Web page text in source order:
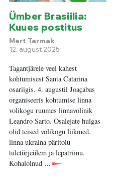
Ümber Brasiilia:
Kuues postitus
Mart Tarmak
12. august 2025
Tagantjärele veel kahest
kohtumisest Santa Catarina
osariigis. 4. augustil Joaçabas
organiseeris kohtumise linna
volikogu ruumes linnavolinik
Leandro Sarto. Osalejate hulgas
olid teised volikogu liikmed,
linna ukraina päritolu
tuletürjeülem ja lepatriinu.
Kohalolnud ...